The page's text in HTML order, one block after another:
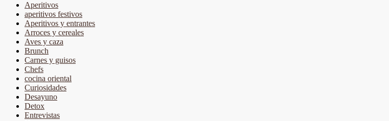
Aperitivos
aperitivos festivos
Aperitivos y entrantes
Arroces y cereales
Aves y caza
Brunch
Carnes y guisos
Chefs
cocina oriental
Curiosidades
Desayuno
Detox
Entrevistas